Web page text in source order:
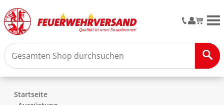
Startseite